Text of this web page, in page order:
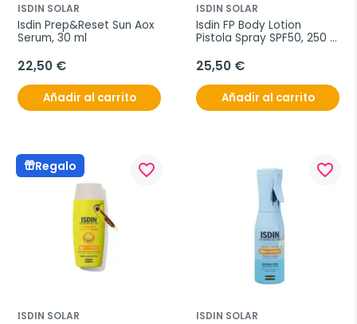
ISDIN SOLAR
Isdin Prep&Reset Sun Aox
Serum, 30 ml
22,50 €
Añadir al carrito
ISDIN SOLAR
Isdin FP Body Lotion
Pistola Spray SPF50, 250
25,50 €
Añadir al carrito
Regalo favorite_border
ISDIN SOLAR
favorite_border
ISDIN SOLAR